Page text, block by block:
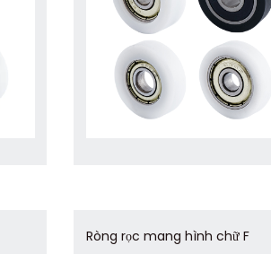
Ròng rọc mang hình chữ F